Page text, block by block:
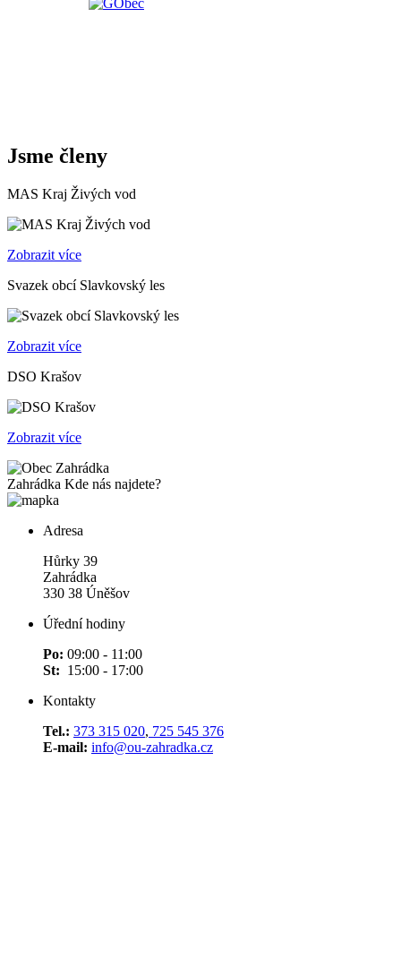
Jsme členy
MAS Kraj Živých vod
Zobrazit více
Svazek obcí Slavkovský les
Zobrazit více
DSO Krašov
Zobrazit více
Zahrádka Kde nás najdete?
Adresa
Hůrky 39
Zahrádka
330 38 Úněšov
Úřední hodiny
Po: 09:00 - 11:00
St: 15:00 - 17:00
Kontakty
Tel.: 373 315 020, 725 545 376
E-mail: info@ou-zahradka.cz